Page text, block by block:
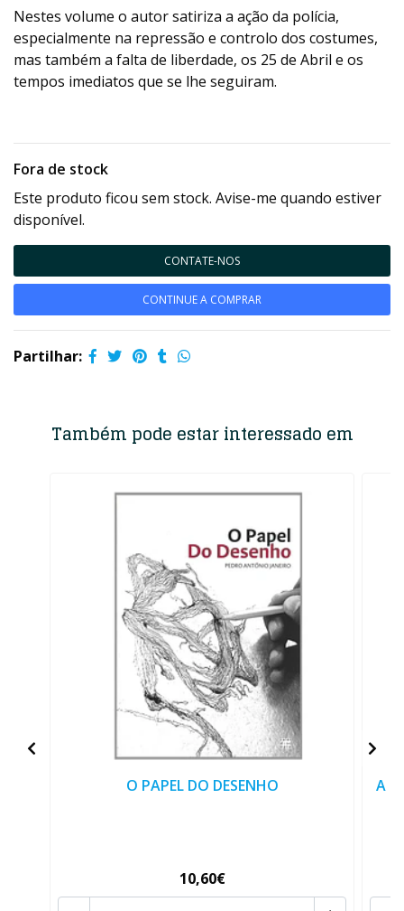
Nestes volume o autor satiriza a ação da polícia,
especialmente na repressão e controlo dos costumes,
mas também a falta de liberdade, os 25 de Abril e os
tempos imediatos que se lhe seguiram.
Fora de stock
Este produto ficou sem stock. Avise-me quando estiver
disponível.
CONTATE-NOS
CONTINUE A COMPRAR
Partilhar:
Também pode estar interessado em
O PAPEL DO DESENHO
10,60€
A